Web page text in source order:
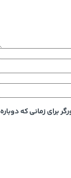
برای زمانی که دوباره